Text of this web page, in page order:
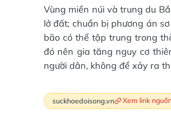
Vùng miền núi và trung du
lở đất; chuẩn bị phương án
bão có thể tập trung trong
đó nên gia tăng nguy cơ
người dân, không để xảy ra
suckhoedoisong.vn Xem link